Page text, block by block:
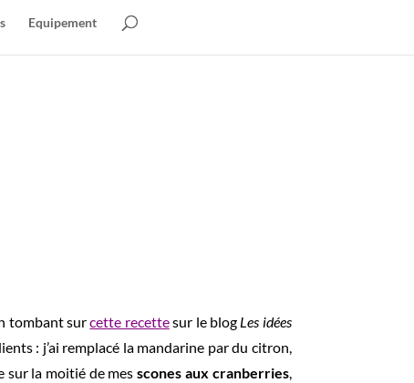
Equipement
tombant surcette recettesur le blog Les idées
: j’ai remplacé la mandarine par du citron,
sur la moitié de messcones aux cranberries,